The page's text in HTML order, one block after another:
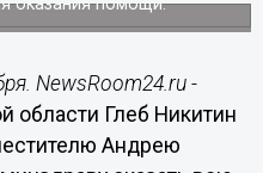
оказания помощи.
NewsRoom24.ru -
области Глеб Никитин
Андрею